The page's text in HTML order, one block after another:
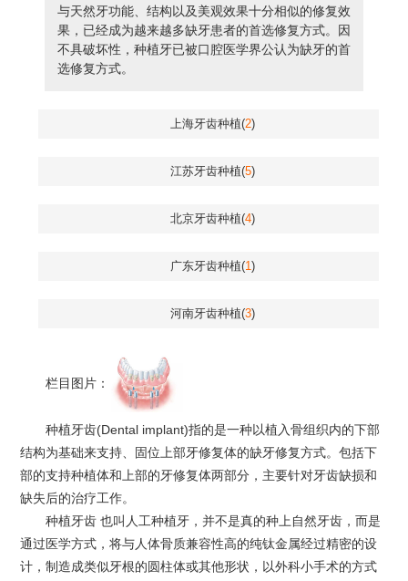
与天然牙功能、结构以及美观效果十分相似的修复效
果，已经成为越来越多缺牙患者的首选修复方式。因
不具破坏性，种植牙已被口腔医学界公认为缺牙的首
选修复方式。
上海牙齿种植(2)
江苏牙齿种植(5)
北京牙齿种植(4)
广东牙齿种植(1)
河南牙齿种植(3)
栏目图片：
种植牙齿(Dental implant)指的是一种以植入骨组织内的下部
结构为基础来支持、固位上部牙修复体的缺牙修复方式。包括下
部的支持种植体和上部的牙修复体两部分，主要针对牙齿缺损和
缺失后的治疗工作。
种植牙齿 也叫人工种植牙，并不是真的种上自然牙齿，而是
通过医学方式，将与人体骨质兼容性高的纯钛金属经过精密的设
计，制造成类似牙根的圆柱体或其他形状，以外科小手术的方式